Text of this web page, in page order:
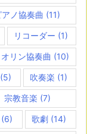
アノ協奏曲 (11)
リコーダー (1)
リン協奏曲 (10)
(5) 吹奏楽 (1)
宗教音楽 (7)
(6) 歌劇(14)